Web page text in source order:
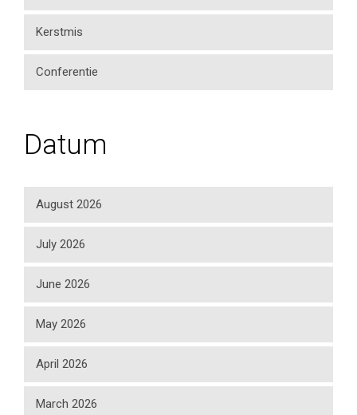
Kerstmis
Conferentie
Datum
August 2026
July 2026
June 2026
May 2026
April 2026
March 2026